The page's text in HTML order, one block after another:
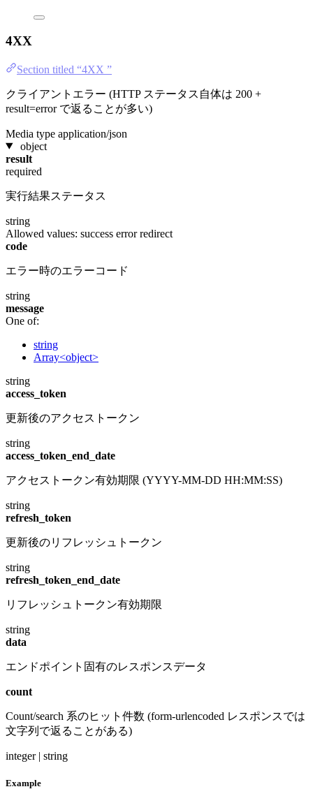
4XX
Section titled “4XX ”
クライアントエラー (HTTP ステータス自体は 200 +
result=error で返ることが多い)
Media type application/json
object
result
required
実行結果ステータス
string
Allowed values: success errorredirect
code
エラー時のエラーコード
string
message
One of:
string
Array<object>
string
access_token
更新後のアクセストークン
string
access_token_end_date
アクセストークン有効期限 (YYYY-MM-DD HH:MM:SS)
string
refresh_token
更新後のリフレッシュトークン
string
refresh_token_end_date
リフレッシュトークン有効期限
string
data
エンドポイント固有のレスポンスデータ
count
Count/search 系のヒット件数 (form-urlencoded レスポンスでは
文字列で返ることがある)
integer | string
Example